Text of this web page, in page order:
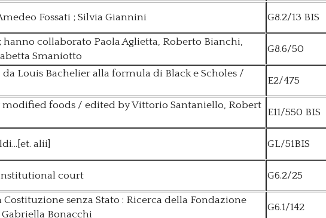
Fossati ; Silvia Giannini G8.2/13 BIS
collaborato Paola Aglietta, Roberto Bianchi,
Smaniotto
G8.6/50
Louis Bachelier alla formula di Black e Scholes /
E2/475
foods / edited by Vittorio Santaniello, Robert
E11/550 BIS
alii] GL/51BIS
court G6.2/25
senza Stato : Ricerca della Fondazione
Gabriella Bonacchi
G6.1/142